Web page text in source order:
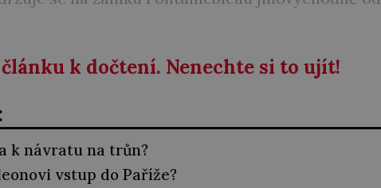
článku k dočtení. Nenechte si to ujít!
k návratu na trůn?
vstup do Paříže?